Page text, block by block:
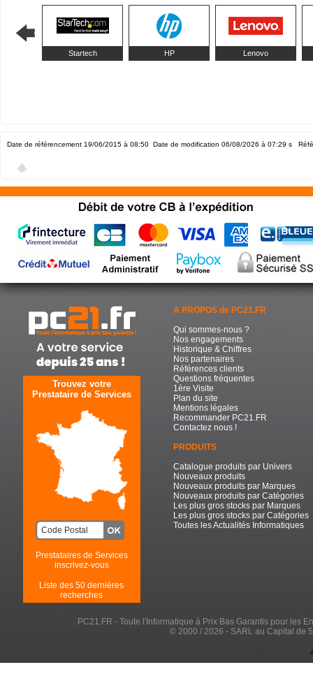
Startech HP Lenovo
Date de référencement 19/06/2015 à 08:50 Date de modification 06/08/2026 à 07:29 s
Trouvez votre
Prestataire de Services
Prestataires de Services
inscrivez-vous
Liste des 50 dernières
recherches
A PROPOS de PC21.FR
Qui sommes-nous ?
Nos engagements
Historique & Chiffres
Nos partenaires
Références clients
Questions fréquentes
1ère Visite
Plan du site
Mentions légales
Recommander PC21.FR
Contactez nous !
PRODUITS
Catalogue produits par Univers
Nouveaux produits
Nouveaux produits par Marques
Nouveaux produits par Catégories
Les plus gros stocks par Marques
Les plus gros stocks par Catégories
Toutes les Actualités Informatiques
PC21.FR - Toute l'Informatique à Prix Bas Garantis pour les
© 2000 / 2026 - SARL au Capital de